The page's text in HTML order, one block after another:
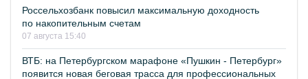
Россельхозбанк повысил максимальную доходность
по накопительным счетам
07 августа 15:40
ВТБ: на Петербургском марафоне «Пушкин - Петербург»
появится новая беговая трасса для профессиональных